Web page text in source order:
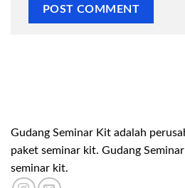
Gudang Seminar Kit adalah
paket seminar kit. Gudang
seminar kit.